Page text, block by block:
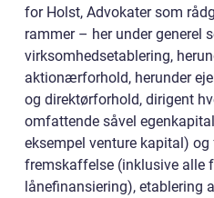
for Holst, Advokater som
rammer – her under generel
virksomhedsetablering,
aktionærforhold, herunder
og direktørforhold, dirigent
omfattende såvel
eksempel venture kapital)
fremskaffelse (inklusive alle
lånefinansiering), etablering